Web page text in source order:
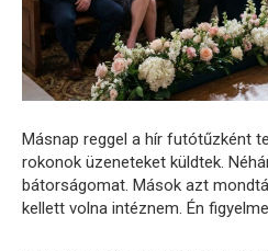
Másnap reggel a hír futótűzként
rokonok üzeneteket küldtek.
bátorságomat. Mások azt
kellett volna intéznem. Én